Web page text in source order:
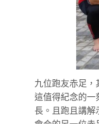
九位跑友赤足
這值得紀念的一
長。且跑且講